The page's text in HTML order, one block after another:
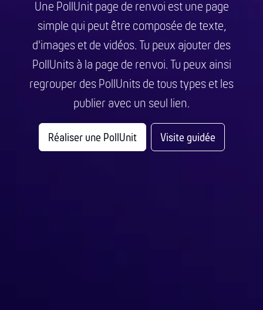
Une PollUnit page de renvoi est une page
simple qui peut être composée de texte,
d'images et de vidéos. Tu peux ajouter des
PollUnits à la page de renvoi. Tu peux ainsi
regrouper des PollUnits de tous types et les
publier avec un seul lien.
Réaliser une PollUnit Visite guidée